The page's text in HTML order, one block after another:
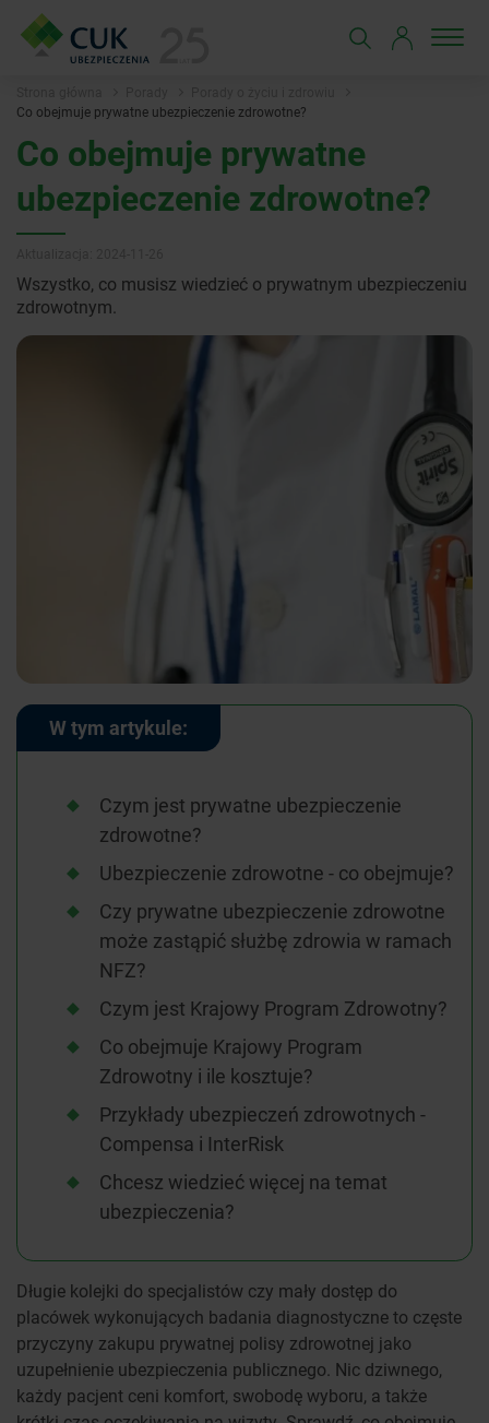
Co obejmuje prywatne ubezpieczenie zdrowotne?
Co obejmuje prywatne
ubezpieczenie zdrowotne?
Wszystko, co musisz wiedzieć o prywatnym ubezpieczeniu
zdrowotnym.
W tym artykule:
Czym jest prywatne ubezpieczenie
zdrowotne?
Ubezpieczenie zdrowotne - co obejmuje?
Czy prywatne ubezpieczenie zdrowotne
może zastąpić służbę zdrowia w ramach
NFZ?
Czym jest Krajowy Program Zdrowotny?
Co obejmuje Krajowy Program
Zdrowotny i ile kosztuje?
Przykłady ubezpieczeń zdrowotnych -
Compensa i InterRisk
Chcesz wiedzieć więcej na temat
ubezpieczenia?
Długie kolejki do specjalistów czy mały dostęp do
placówek wykonujących badania diagnostyczne to częste
przyczyny zakupu prywatnej polisy zdrowotnej jako
uzupełnienie ubezpieczenia publicznego. Nic dziwnego,
każdy pacjent ceni komfort, swobodę wyboru, a także